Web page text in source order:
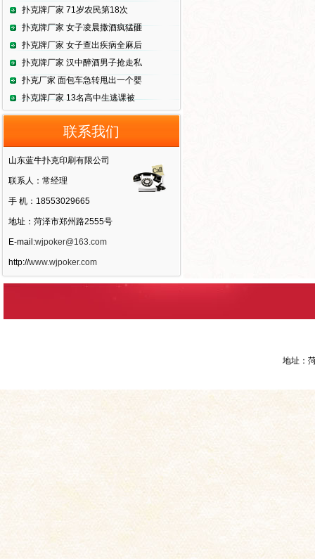
扑克牌厂家 71岁农民第18次
扑克牌厂家 女子凌晨撒酒疯猛砸
扑克牌厂家 女子查出疾病全麻后
扑克牌厂家 汉中醉酒男子抢走私
扑克厂家 面包车急转甩出一个婴
扑克牌厂家 13名高中生逃课被
联系我们
山东蓝牛扑克印刷有限公司
联系人：常经理
手 机：18553029665
地址：菏泽市郑州路2555号
E-mail:wjpoker@163.com
http://www.wjpoker.com
地址：